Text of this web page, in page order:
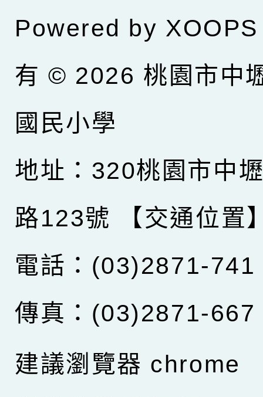
Powered by XOOPS
有 © 2026 桃園市中
國民小學
地址：320桃園市中
路123號
【交通位置
電話：(03)2871-741
傳真：(03)2871-667
建議瀏覽器 chrome